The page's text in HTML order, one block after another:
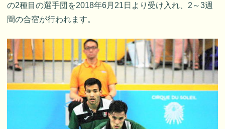
の2種目の選手団を2018年6月21日より受け入れ、2～3週
間の合宿が行われます。